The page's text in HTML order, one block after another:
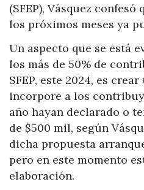
(SFEP), Vásquez
los próximos meses ya
Un aspecto que se está
los más de 50% de
SFEP, este 2024, es
incorpore a los
año hayan declarado o
de $500 mil, según
dicha propuesta
pero en este momento
elaboración.